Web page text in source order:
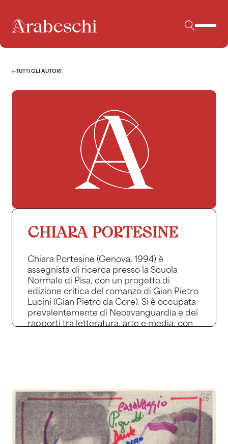
TUTTI GLI AUTORI
CHIARA PORTESINE
Chiara Portesine (Genova, 1994) è
assegnista di ricerca presso la Scuola
Normale di Pisa, con un progetto di
edizione critica del romanzo di Gian Pietro
Lucini (Gian Pietro da Core). Si è occupata
prevalentemente di Neoavanguardia e dei
rapporti tra letteratura, arte e media, con
degli occhi. Ecfrasi e forma-Galeria nelle
poesie della Neoavanguardia (1956-1979)
(2024).
Chiara Portesine (Genoa, 1994) is currently
a Research Fellow at the Scuola Normale